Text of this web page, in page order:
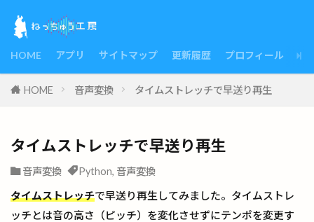
HOME アプリ サイトマップ 更新履歴 プロフィール
HOME 音声変換 タイムストレッチで早送り再生
タイムストレッチで早送り再生
音声変換 Python, 音声変換
タイムストレッチで早送り再生してみました。タイムストレ
ッチとは音の高さ（ピッチ）を変化させずにテンポを変更す